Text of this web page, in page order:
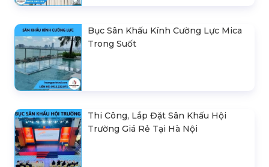
Bục Sân Khấu Kính Cường Lực Mica
Trong Suốt
Thi Công, Lắp Đặt Sân Khấu Hội
Trường Giá Rẻ Tại Hà Nội